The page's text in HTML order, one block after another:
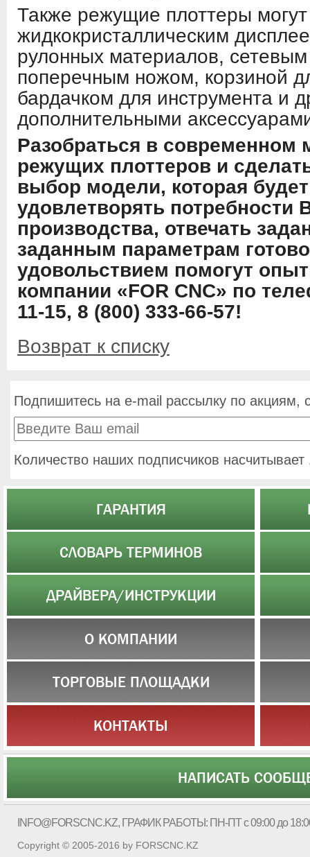
Также режущие плоттеры могут
жидкокристаллическим
рулонных материалов,
поперечным ножом, корзиной
бардачком для инструмента и
дополнительными
Разобраться в современном
режущих плоттеров и
выбор модели, которая
удовлетворять потребности
производства, отвечать
заданным параметрам
удовольствием помогут
компании «FOR CNC» по
11-15, 8 (800) 333-66-57!
Возврат к списку
Подпишитесь на e-mail рассылку по акциям,
Количество наших подписчиков насчитывает
ГАРАНТИЯ
СЛОВАРЬ ТЕРМИНОВ
ДРАЙВЕРА/ИНСТРУКЦИИ
О КОМПАНИИ
ТОРГОВЫЕ ПЛОЩАДКИ
КОНТАКТЫ
НАПИСАТЬ
INFO@FORSCNC.KZ, ГРАФИК РАБОТЫ: ПН-ПТ с 09:00 до
Copyright © 2005-2016 by FORSCNC.KZ